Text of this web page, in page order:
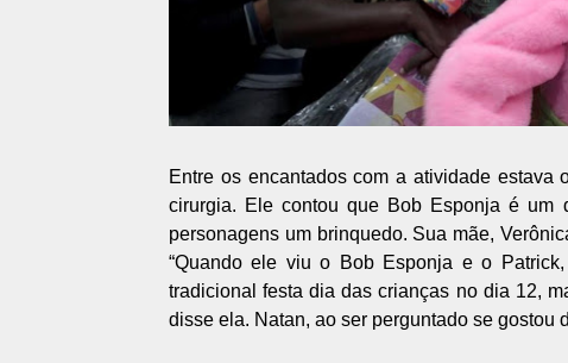
Entre os encantados com a atividade
cirurgia. Ele contou que Bob Esponja é um
personagens um brinquedo. Sua mãe,
“Quando ele viu o Bob Esponja e o
tradicional festa dia das crianças no dia 12,
disse ela. Natan, ao ser perguntado se gostou